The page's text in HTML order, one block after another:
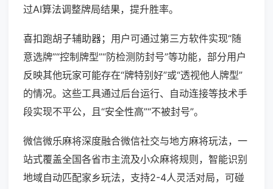
过AI算法调整牌局结果，提升胜率。
喜扣跑胡子辅助器；用户可通过第三方软件实现“随
意选牌”“控制牌型”“防检测防封号”等功能，部分用户
反映其他玩家可能存在“牌特别好”或“透视他人牌型”
的情况。这些工具通过后台运行、自动连接等技术手
段实现不平公，且“安全性高”“不被封号”。
微信微乐麻将深度融合微信社交与地方麻将玩法，一
站式覆盖全国各省市主流及小众麻将规则，智能识别
地域自动匹配家乡玩法，支持2-4人灵活对局，可碰